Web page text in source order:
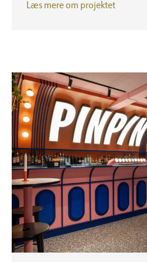
Læs mere om projektetQuality